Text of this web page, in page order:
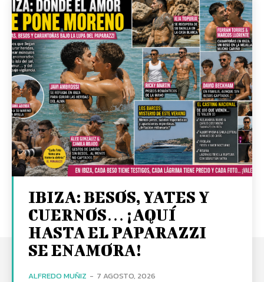
IBIZA: BESOS, YATES Y
CUERNOS… ¡AQUÍ
HASTA EL PAPARAZZI
SE ENAMORA!
ALFREDO MUÑIZ - 7 AGOSTO, 2026